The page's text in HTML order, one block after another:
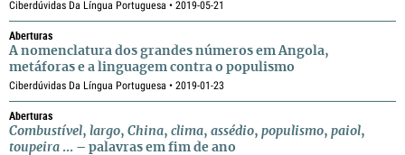
Ciberdúvidas Da Língua Portuguesa • 2019-05-21
Aberturas
A nomenclatura dos grandes números em Angola,
metáforas e a linguagem contra o populismo
Ciberdúvidas Da Língua Portuguesa • 2019-01-23
Aberturas
Combustível, largo, China, clima, assédio, populismo, paiol,
toupeira ... – palavras em fim de ano